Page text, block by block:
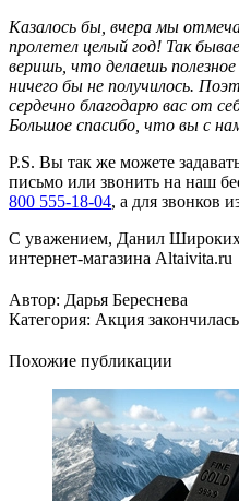
Казалось бы, вчера мы
пролетел целый год! Так
веришь, что делаешь
ничего бы не получилось.
сердечно благодарю вас от
Большое спасибо, что вы с
P.S. Вы так же можете
письмо или звонить на наш
800 555-18-04, а для звонков
С уважением, Данил
интернет-магазина Altaivita.ru
Автор: Дарья Береснева
Категория: Акция закончилась
Похожие публикации